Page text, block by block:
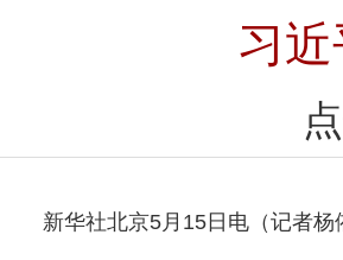
习
新华社北京5月15日电（记者